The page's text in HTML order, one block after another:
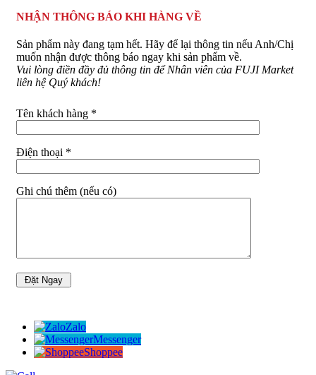
NHẬN THÔNG BÁO KHI HÀNG VỀ
Sản phẩm này đang tạm hết. Hãy để lại thông tin nếu Anh/Chị
muốn nhận được thông báo ngay khi sản phẩm về.
Vui lòng điền đầy đủ thông tin để Nhân viên của FUJI Market
liên hệ Quý khách!
Tên khách hàng *
Điện thoại *
Ghi chú thêm (nếu có)
Zalo
Messenger
Shoppee